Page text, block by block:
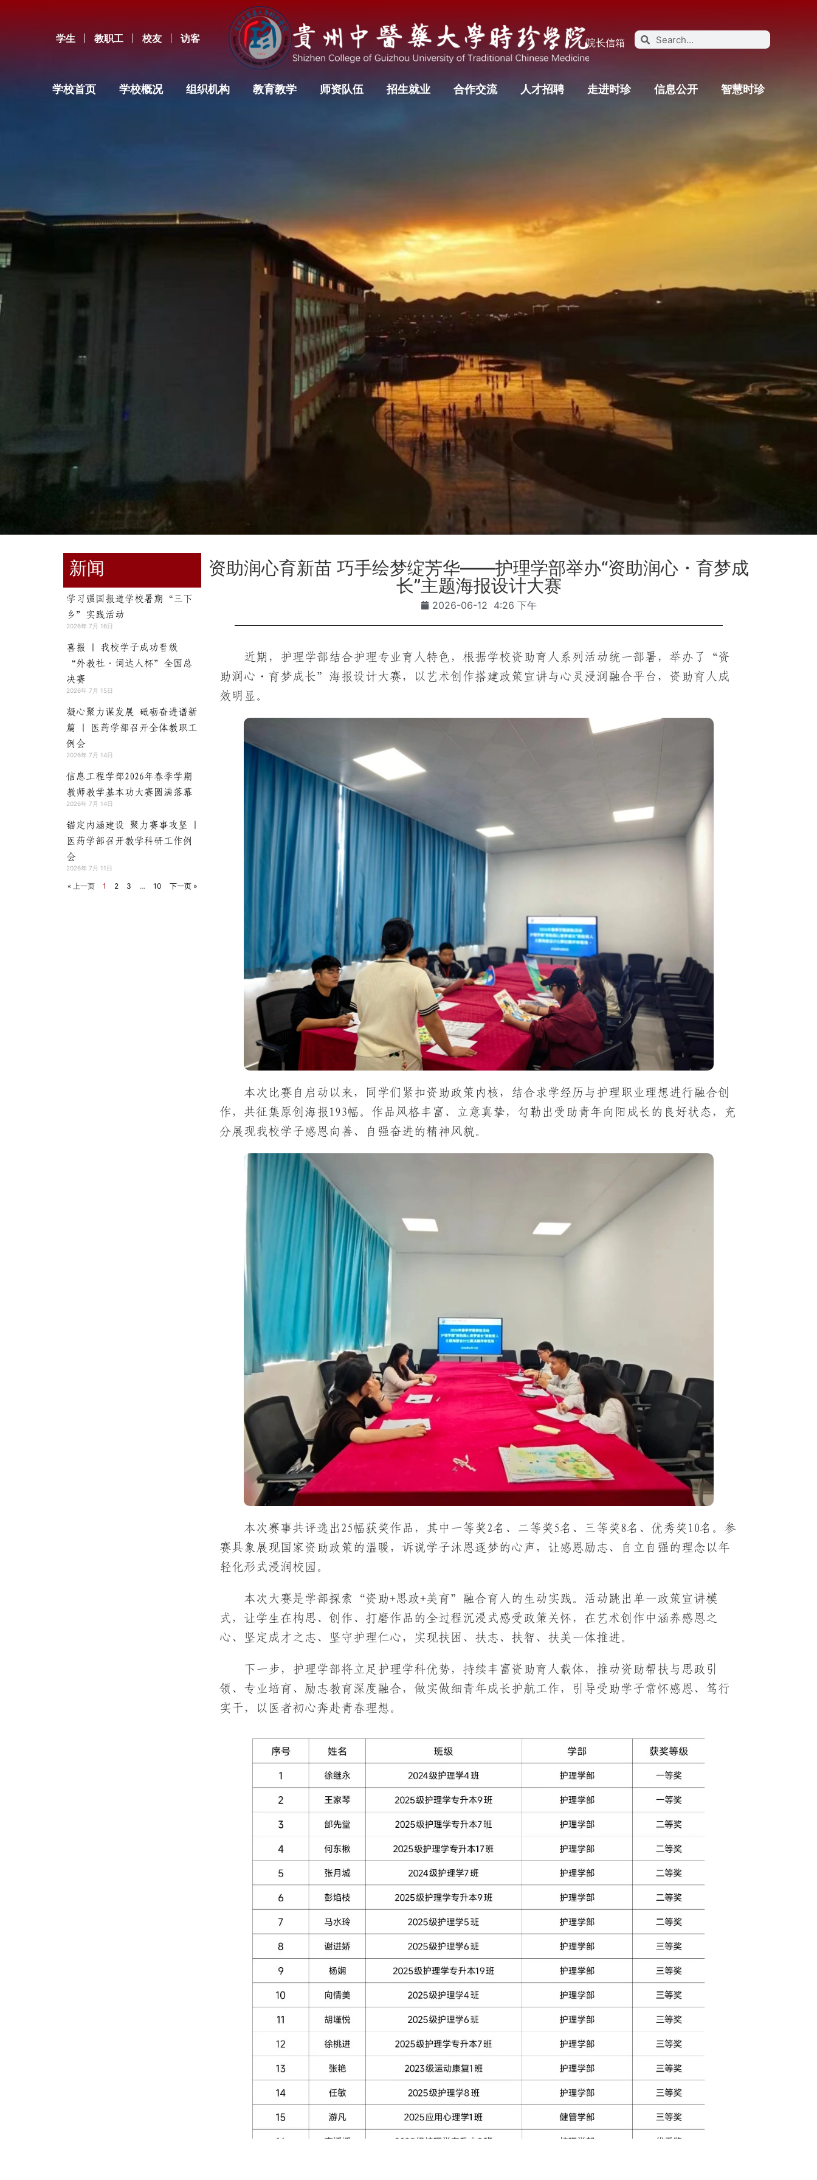
学生 教职工 校友 访客 院长信箱
学校首页 学校概况 组织机构 教育教学 师资队伍 招生就业 合作交流 人才招聘 走进时珍 信息公开 智慧时珍
新闻
学习强国报道学校暑期“三下
乡”实践活动
2026年 7月 16日
喜报 | 我校学子成功晋级
“外教社·词达人杯”全国总
决赛
2026年 7月 15日
凝心聚力谋发展 砥砺奋进谱新
篇 | 医药学部召开全体教职工
例会
2026年 7月 14日
信息工程学部2026年春季学期
教师教学基本功大赛圆满落幕
2026年 7月 14日
锚定内涵建设 聚力赛事攻坚 |
医药学部召开教学科研工作例
会
2026年 7月 11日
« 上一页 1 2 3 … 10 下一页 »
资助润心育新苗 巧手绘梦绽芳华——护理学部举办“资助润心・育梦成
长”主题海报设计大赛
2026-06-12 4:26 下午
近期，护理学部结合护理专业育人特色，根据学校资助育人系列活动统一部署，举办了“资
助润心・育梦成长”海报设计大赛，以艺术创作搭建政策宣讲与心灵浸润融合平台，资助育人成
效明显。
本次比赛自启动以来，同学们紧扣资助政策内核，结合求学经历与护理职业理想进行融合创
作，共征集原创海报193幅。作品风格丰富、立意真挚，勾勒出受助青年向阳成长的良好状态，充
分展现我校学子感恩向善、自强奋进的精神风貌。
本次赛事共评选出25幅获奖作品，其中一等奖2名、二等奖5名、三等奖8名、优秀奖10名。参
赛具象展现国家资助政策的温暖，诉说学子沐恩逐梦的心声，让感恩励志、自立自强的理念以年
轻化形式浸润校园。
本次大赛是学部探索“资助+思政+美育”融合育人的生动实践。活动跳出单一政策宣讲模
式，让学生在构思、创作、打磨作品的全过程沉浸式感受政策关怀，在艺术创作中涵养感恩之
心、坚定成才之志、坚守护理仁心，实现扶困、扶志、扶智、扶美一体推进。
下一步，护理学部将立足护理学科优势，持续丰富资助育人载体，推动资助帮扶与思政引
领、专业培育、励志教育深度融合，做实做细青年成长护航工作，引导受助学子常怀感恩、笃行
实干，以医者初心奔赴青春理想。